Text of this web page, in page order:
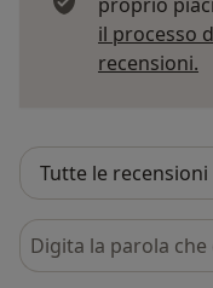
il processo
recensioni.
Cerca nelle